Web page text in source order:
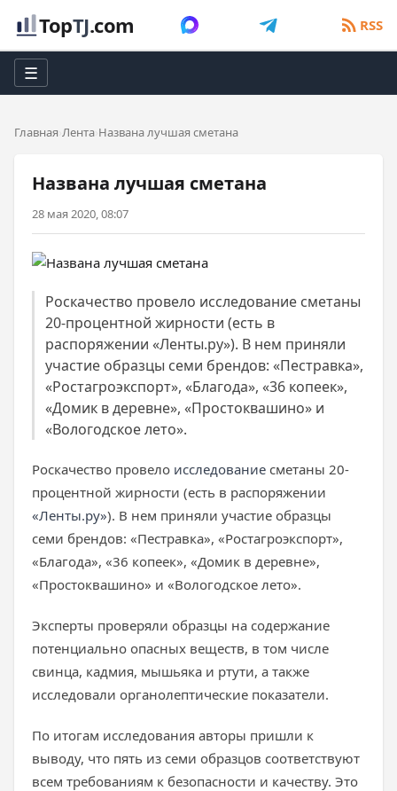
TopTJ.com RSS
☰
Главная Лента Названа лучшая сметана
Названа лучшая сметана
28 мая 2020, 08:07
Роскачество провело исследование сметаны
20-процентной жирности (есть в
распоряжении «Ленты.ру»). В нем приняли
участие образцы семи брендов: «Пестравка»,
«Ростагроэкспорт», «Благода», «36 копеек»,
«Домик в деревне», «Простоквашино» и
«Вологодское лето».
Роскачество провело исследование сметаны 20-
процентной жирности (есть в распоряжении
«Ленты.ру»). В нем приняли участие образцы
семи брендов: «Пестравка», «Ростагроэкспорт»,
«Благода», «36 копеек», «Домик в деревне»,
«Простоквашино» и «Вологодское лето».
Эксперты проверяли образцы на содержание
потенциально опасных веществ, в том числе
свинца, кадмия, мышьяка и ртути, а также
исследовали органолептические показатели.
По итогам исследования авторы пришли к
выводу, что пять из семи образцов соответствуют
всем требованиям к безопасности и качеству. Это